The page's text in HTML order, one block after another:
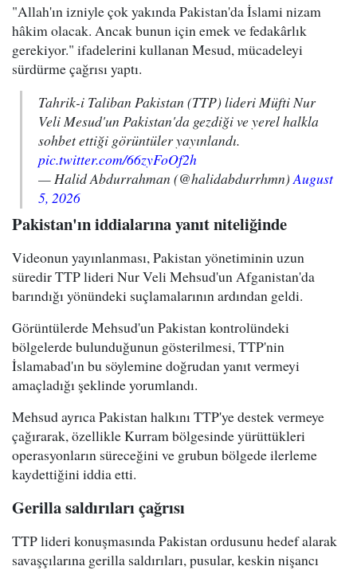
"Allah'ın izniyle çok yakında Pakistan'da İslami nizam
hâkim olacak. Ancak bunun için emek ve fedakârlık
gerekiyor." ifadelerini kullanan Mesud, mücadeleyi
sürdürme çağrısı yaptı.
Tahrik-i Taliban Pakistan (TTP) lideri Müfti Nur
Veli Mesud'un Pakistan'da gezdiği ve yerel halkla
sohbet ettiği görüntüler yayınlandı.
pic.twitter.com/66zyFoOf2h
— Halid Abdurrahman (@halidabdurrhmn) August
5, 2026
Pakistan'ın iddialarına yanıt niteliğinde
Videonun yayınlanması, Pakistan yönetiminin uzun
süredir TTP lideri Nur Veli Mehsud'un Afganistan'da
barındığı yönündeki suçlamalarının ardından geldi.
Görüntülerde Mehsud'un Pakistan kontrolündeki
bölgelerde bulunduğunun gösterilmesi, TTP'nin
İslamabad'ın bu söylemine doğrudan yanıt vermeyi
amaçladığı şeklinde yorumlandı.
Mehsud ayrıca Pakistan halkını TTP'ye destek vermeye
çağırarak, özellikle Kurram bölgesinde yürüttükleri
operasyonların süreceğini ve grubun bölgede ilerleme
kaydettiğini iddia etti.
Gerilla saldırıları çağrısı
TTP lideri konuşmasında Pakistan ordusunu hedef alarak
savaşçılarına gerilla saldırıları, pusular, keskin nişancı